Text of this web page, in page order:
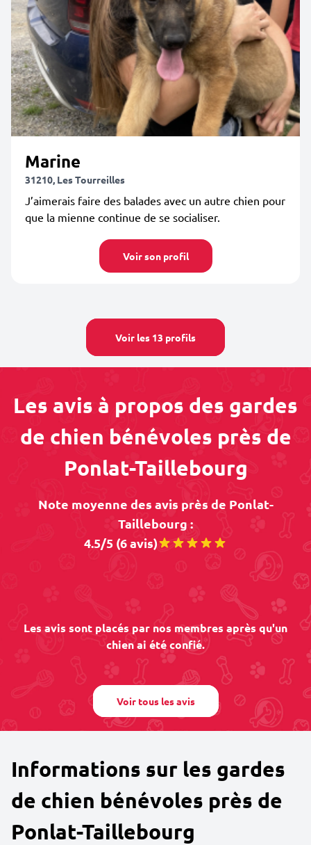
Marine
31210, Les Tourreilles
J’aimerais faire des balades avec un autre chien pour
que la mienne continue de se socialiser.
Voir son profil
Voir les 13 profils
Les avis à propos des gardes
de chien bénévoles près de
Ponlat-Taillebourg
Note moyenne des avis près de Ponlat-
Taillebourg :
4.5/5 (6 avis)
Les avis sont placés par nos membres après qu'un
chien ai été confié.
Voir tous les avis
Informations sur les gardes
de chien bénévoles près de
Ponlat-Taillebourg